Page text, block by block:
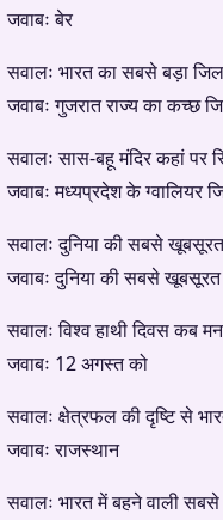
जवाबः बेर
सवालः भारत का सबसे बड़ा
जवाबः गुजरात राज्य का कच्छ
सवालः सास-बहू मंदिर कहां पर
जवाबः मध्यप्रदेश के ग्वालियर
सवालः दुनिया की सबसे खूबसूरत
जवाबः दुनिया की सबसे
सवालः विश्व हाथी दिवस कब
जवाबः 12 अगस्त को
सवालः क्षेत्रफल की दृष्टि से
जवाबः राजस्थान
सवालः भारत में बहने वाली